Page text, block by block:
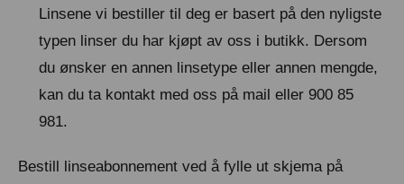
Linsene vi bestiller til deg er basert på den nyligste
typen linser du har kjøpt av oss i butikk. Dersom
du ønsker en annen linsetype eller annen mengde,
kan du ta kontakt med oss på mail eller 900 85
981.
Bestill linseabonnement ved å fylle ut skjema på